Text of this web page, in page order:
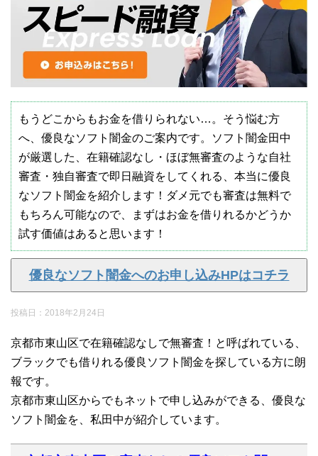
もうどこからもお金を借りられない…。そう悩む方
へ、優良なソフト闇金のご案内です。ソフト闇金田中
が厳選した、在籍確認なし・ほぼ無審査のような自社
審査・独自審査で即日融資をしてくれる、本当に優良
なソフト闇金を紹介します！ダメ元でも審査は無料で
もちろん可能なので、まずはお金を借りれるかどうか
試す価値はあると思います！
優良なソフト闇金へのお申し込みHPはコチラ
投稿日： 2018年2月24日
京都市東山区で在籍確認なしで無審査！と呼ばれている、
ブラックでも借りれる優良ソフト闇金を探している方に朗
報です。
京都市東山区からでもネットで申し込みができる、優良な
ソフト闇金を、私田中が紹介しています。